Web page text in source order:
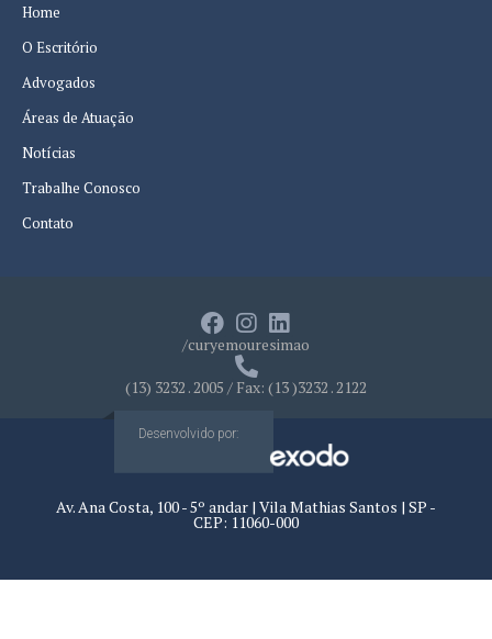
Home
O Escritório
Advogados
Áreas de Atuação
Notícias
Trabalhe Conosco
Contato
/curyemouresimao
(13) 3232 . 2005 / Fax: (13 )3232 . 2122
Desenvolvido por:
Av. Ana Costa, 100 - 5º andar | Vila Mathias Santos | SP -
CEP: 11060-000